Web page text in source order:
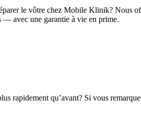
le vôtre chez Mobile Klinik? Nous
— avec une garantie à vie en prime.
rapidement qu’avant? Si vous